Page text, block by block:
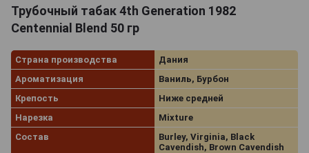
Трубочный табак 4th Generation 1982
Centennial Blend 50 гр
Страна производства
Дания
Ароматизация
Ваниль, Бурбон
Крепость
Ниже средней
Нарезка
Mixture
Состав
Burley, Virginia, Black
Cavendish, Brown Cavendish